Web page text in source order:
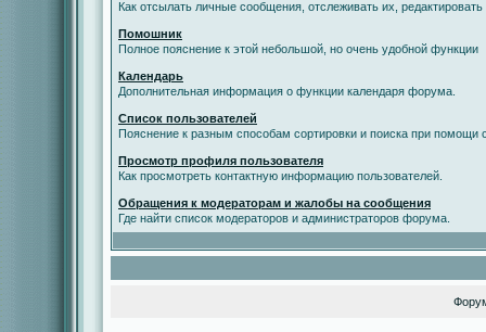
Как отсылать личные сообщения, отслеживать их,
Помошник
Полное пояснение к этой небольшой, но очень удобной функции
Календарь
Дополнительная информация о функции календаря форума.
Список пользователей
Пояснение к разным способам сортировки и поиска при помощи
Просмотр профиля пользователя
Как просмотреть контактную информацию пользователей.
Обращения к модераторам и жалобы на сообщения
Где найти список модераторов и администраторов форума.